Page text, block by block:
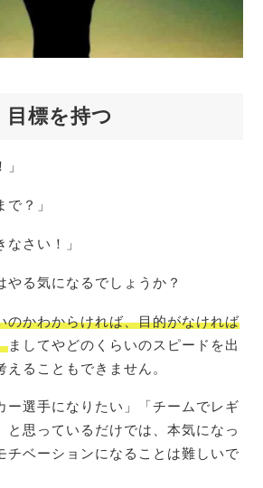
目標を持つ
で？」
なさい！」
やる気になるでしょうか？
のかわからければ、目的がなければ
ましてやどのくらいのスピードを出
ることもできません。
ー選手になりたい」「チームでレギ
と思っているだけでは、本気になっ
チベーションになることは難しいで